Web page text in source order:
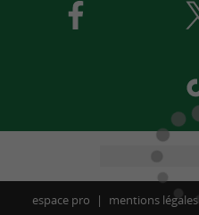
espace pro mentions légales